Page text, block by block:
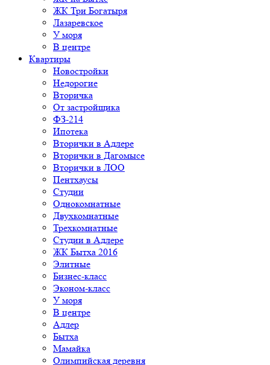
ЖК Три Богатыря
Лазаревское
У моря
В центре
Квартиры
Новостройки
Недорогие
Вторичка
От застройщика
ФЗ-214
Ипотека
Вторички в Адлере
Вторички в Дагомысе
Вторички в ЛОО
Пентхаусы
Студии
Однокомнатные
Двухкомнатные
Трехкомнатные
Студии в Адлере
ЖК Бытха 2016
Элитные
Бизнес-класс
Эконом-класс
У моря
В центре
Адлер
Бытха
Мамайка
Олимпийская деревня